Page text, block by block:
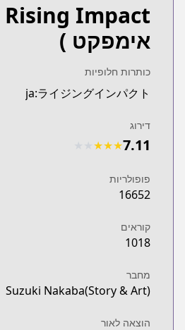
Rising Impact
אימפקט )
כותרות חלופיות
ja:ライジングインパクト
דירוג
7.11
★
★
★
פופולריות
16652
קוראים
1018
מחבר
Suzuki Nakaba(Story & Art)
הוצאה לאור